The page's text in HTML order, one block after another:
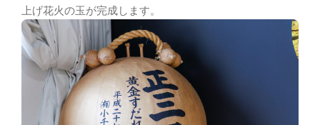
上げ花火の玉が完成します。